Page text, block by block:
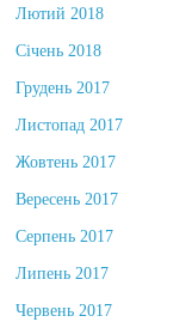
Лютий 2018
Січень 2018
Грудень 2017
Листопад 2017
Жовтень 2017
Вересень 2017
Серпень 2017
Липень 2017
Червень 2017